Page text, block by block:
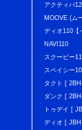
アクティバ
MOOVE (ム
ディオ110【
NAVI110
スクーピー
スペイシー
タクト [
ダンク [
トゥデイ [
ディオ [